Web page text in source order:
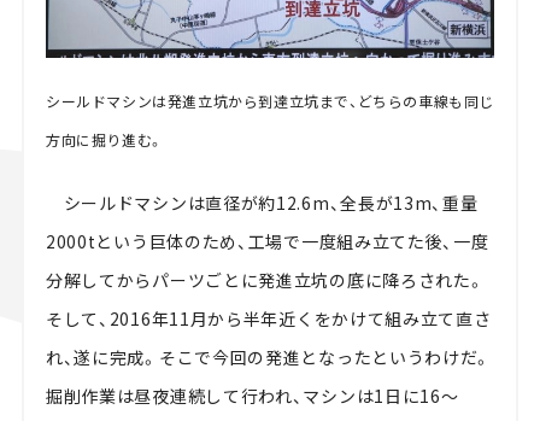
シールドマシンは発進立坑から到達立坑まで、どちらの車線も同じ
方向に掘り進む。
シールドマシンは直径が約12.6m、全長が13m、重量
2000tという巨体のため、工場で一度組み立てた後、一度
分解してからパーツごとに発進立坑の底に降ろされた。
そして、2016年11月から半年近くをかけて組み立て直さ
れ、遂に完成。そこで今回の発進となったというわけだ。
掘削作業は昼夜連続して行われ、マシンは1日に16～